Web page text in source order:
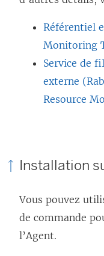
Référentiel
Monitoring
Service de
externe
Resource
Installation
Vous pouvez
de commande
l’Agent.